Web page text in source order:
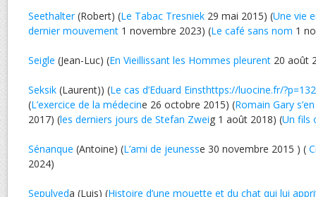
Seethalter(Robert) (Le Tabac Tresniek 29 mai 2015) (Une vie
dernier mouvement 1 novembre 2023) (Le café sans nom 1
Seigle (Jean-Luc) (En Vieillissant les Hommes pleurent 20 août
Seksik (Laurent)) (Le cas d’Eduard Einsthttps://luocine.fr/
(L’exercice de la médecine 26 octobre 2015) (Romain Gary
2017) (les derniers jours de Stefan Zweig 1 août 2018) (Un fils
Sénanque (Antoine) (L’ami de jeunesse 30 novembre 2015 ) (
2024)
Sepulveda (Luis) (Histoire d’une mouette et du chat qui lui